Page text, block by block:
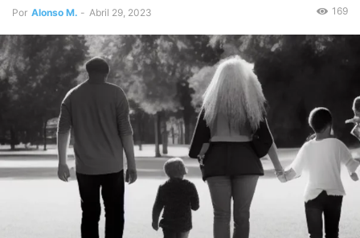
Por Alonso M. - Abril 29, 2023 169